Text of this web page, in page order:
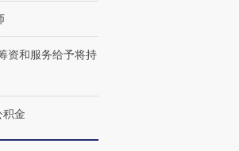
方式·第三对
住三大增长引擎是什么？
资和服务给予将持
积金